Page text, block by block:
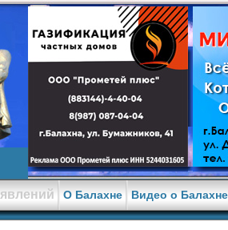
О Балахне Видео о